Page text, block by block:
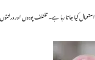
کیا جاتا رہا ہے۔ مختلف پودوں اور درختوں